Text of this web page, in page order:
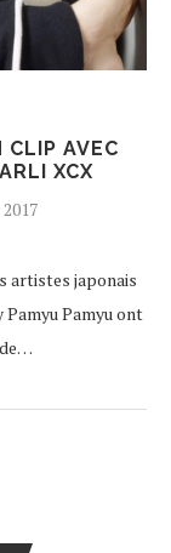
CLIP AVEC
XCX
artistes japonais
Pamyu ont